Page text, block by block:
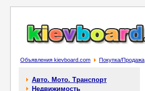
Объявления kievboard.com Покупка/Продажа
Авто. Мото. Транспорт
Недвижимость